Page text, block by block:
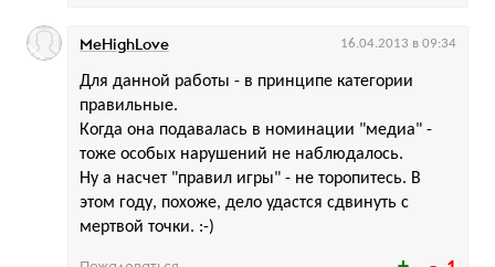
Для данной работы - в принципе категории
правильные.
Когда она подавалась в номинации "медиа" -
тоже особых нарушений не наблюдалось.
Ну а насчет "правил игры" - не торопитесь. В
этом году, похоже, дело удастся сдвинуть с
мертвой точки. :-)
MeHighLove 16.04.2013 в 09:34